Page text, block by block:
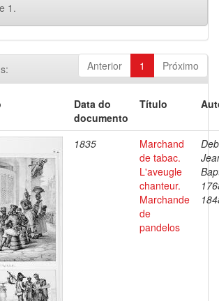
1.
Anterior 1 Próximo
Data do
documento
Título
1835
Marchand
de tabac.
L'aveugle
chanteur.
Marchande
de
pandelos